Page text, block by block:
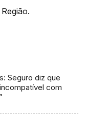
Seguro diz que
com